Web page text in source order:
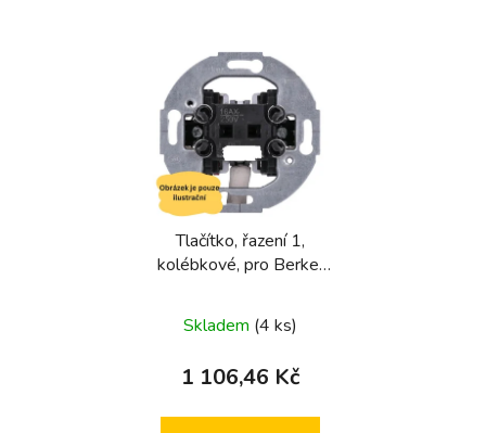
Tlačítko, řazení 1,
kolébkové, pro Berker
přístroje
Skladem (4 ks)
1 106,46 Kč